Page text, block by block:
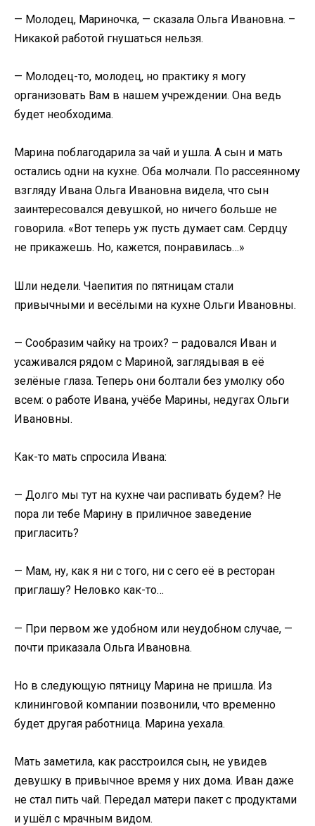
— Молодец, Мариночка, — сказала Ольга Ивановна. –
Никакой работой гнушаться нельзя.
— Молодец-то, молодец, но практику я могу
организовать Вам в нашем учреждении. Она ведь
будет необходима.
Марина поблагодарила за чай и ушла. А сын и мать
остались одни на кухне. Оба молчали. По рассеянному
взгляду Ивана Ольга Ивановна видела, что сын
заинтересовался девушкой, но ничего больше не
говорила. «Вот теперь уж пусть думает сам. Сердцу
не прикажешь. Но, кажется, понравилась…»
Шли недели. Чаепития по пятницам стали
привычными и весёлыми на кухне Ольги Ивановны.
— Сообразим чайку на троих? – радовался Иван и
усаживался рядом с Мариной, заглядывая в её
зелёные глаза. Теперь они болтали без умолку обо
всем: о работе Ивана, учёбе Марины, недугах Ольги
Ивановны.
Как-то мать спросила Ивана:
— Долго мы тут на кухне чаи распивать будем? Не
пора ли тебе Марину в приличное заведение
пригласить?
— Мам, ну, как я ни с того, ни с сего её в ресторан
приглашу? Неловко как-то…
— При первом же удобном или неудобном случае, —
почти приказала Ольга Ивановна.
Но в следующую пятницу Марина не пришла. Из
клининговой компании позвонили, что временно
будет другая работница. Марина уехала.
Мать заметила, как расстроился сын, не увидев
девушку в привычное время у них дома. Иван даже
не стал пить чай. Передал матери пакет с продуктами
и ушёл с мрачным видом.